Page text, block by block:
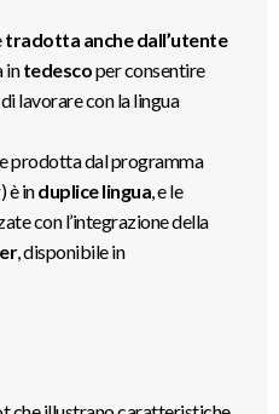
tradotta anche dall’utente
intedescoper consentire
lavorare con la lingua
prodotta dal programma
è induplice lingua, e le
con l’integrazione della
, disponibile in